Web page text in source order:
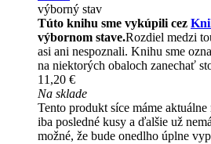
výborný stav
Túto knihu sme vykúpili cez
výbornom stave.Rozdiel medzi
asi ani nespoznali. Knihu sme
na niektorých obaloch zanechať
11,20 €
Na sklade
Tento produkt síce máme
iba posledné kusy a ďalšie už
možné, že bude onedlho úplne